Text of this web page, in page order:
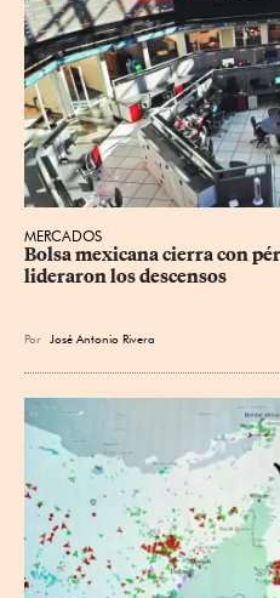
MERCADOS
Bolsa mexicana cierra con
lideraron los descensos
Por José Antonio Rivera